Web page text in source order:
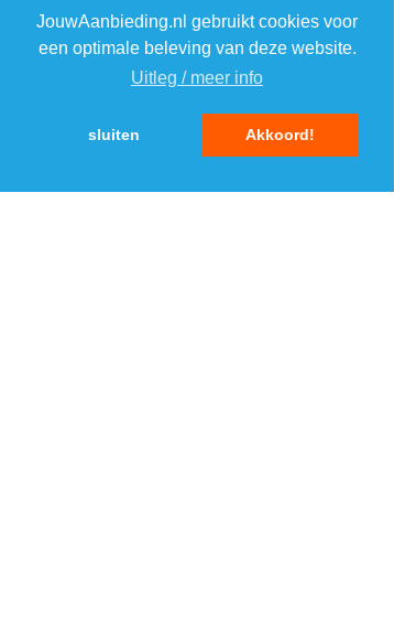
JouwAanbieding.nl gebruikt cookies voor
een optimale beleving van deze website.
Uitleg / meer info
sluiten Akkoord!
ELEKTRONICA
1
3
1
3